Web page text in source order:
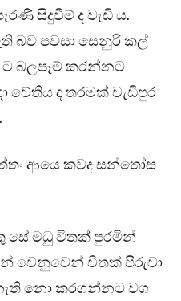
සිදුවීම් ද වැඩි ය.
බව පවසා සෙනුරි කල්
බලපෑම් කරන්නට
චේතිය ද තරමක් වැඩිපුර
ආයෙ කවද සන්තෝස
මධු විතක් පුරමින්
වෙනුවෙන් විතක් පිරුවා
නො කරගන්නට වග